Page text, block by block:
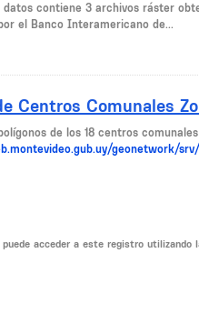
datos contiene 3 archivos ráster
el Banco Interamericano de...
Centros Comunales
de los 18 centros
geonetwork/
acceder a este registro utilizando